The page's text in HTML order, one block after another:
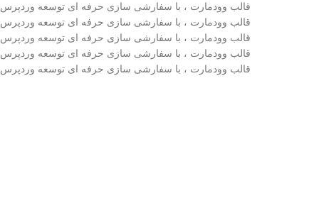
قالب وودمارت ، با سفارشی سازی حرفه ای توسعه وردپرس
قالب وودمارت ، با سفارشی سازی حرفه ای توسعه وردپرس
قالب وودمارت ، با سفارشی سازی حرفه ای توسعه وردپرس
قالب وودمارت ، با سفارشی سازی حرفه ای توسعه وردپرس
قالب وودمارت ، با سفارشی سازی حرفه ای توسعه وردپرس